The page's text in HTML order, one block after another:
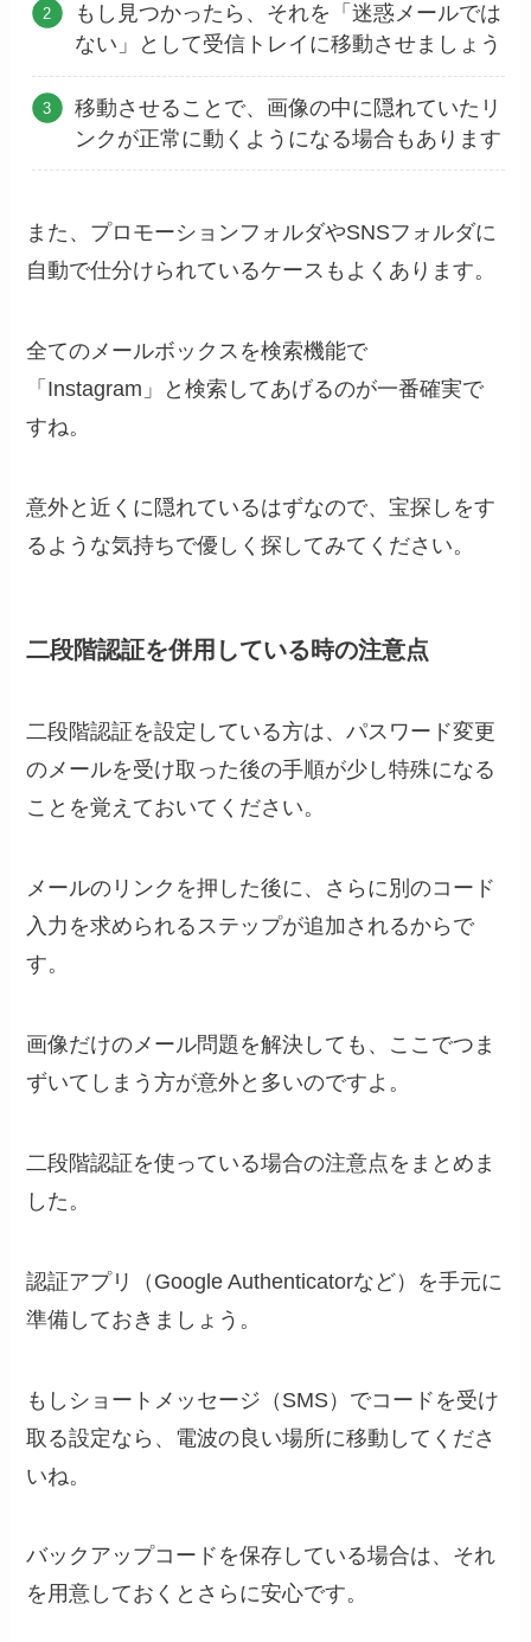
もし見つかったら、それを「迷惑メールでは
ない」として受信トレイに移動させましょう
移動させることで、画像の中に隠れていたリ
ンクが正常に動くようになる場合もあります
また、プロモーションフォルダやSNSフォルダに
自動で仕分けられているケースもよくあります。
全てのメールボックスを検索機能で
「Instagram」と検索してあげるのが一番確実で
すね。
意外と近くに隠れているはずなので、宝探しをす
るような気持ちで優しく探してみてください。
二段階認証を併用している時の注意点
二段階認証を設定している方は、パスワード変更
のメールを受け取った後の手順が少し特殊になる
ことを覚えておいてください。
メールのリンクを押した後に、さらに別のコード
入力を求められるステップが追加されるからで
す。
画像だけのメール問題を解決しても、ここでつま
ずいてしまう方が意外と多いのですよ。
二段階認証を使っている場合の注意点をまとめま
した。
認証アプリ（Google Authenticatorなど）を手元に
準備しておきましょう。
もしショートメッセージ（SMS）でコードを受け
取る設定なら、電波の良い場所に移動してくださ
いね。
バックアップコードを保存している場合は、それ
を用意しておくとさらに安心です。